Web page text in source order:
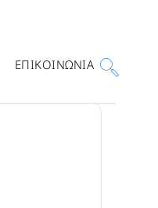
ΕΠΙΚΟΙΝΩΝΙΑ